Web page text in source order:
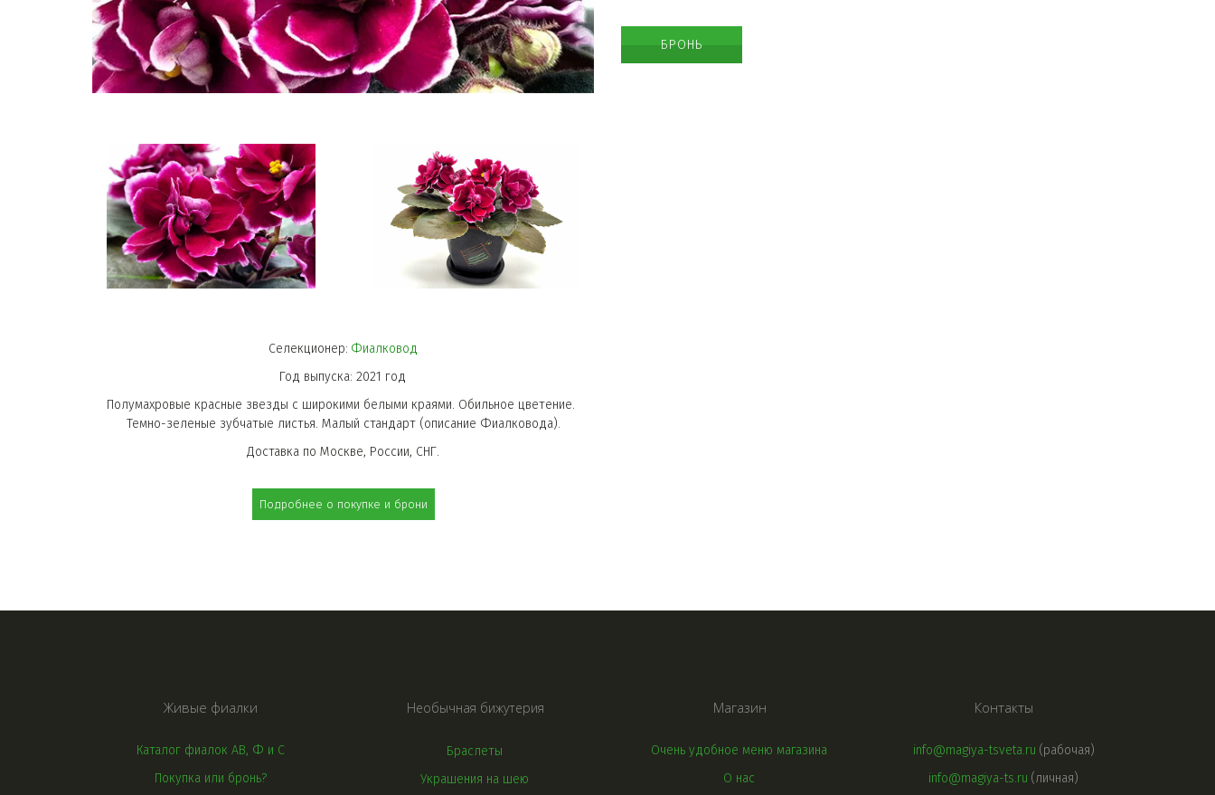
БРОНЬ
Селекционер: Фиалковод
Год выпуска: 2021 год
Полумахровые красные звезды с широкими белыми краями. Обильное цветение.
Темно-зеленые зубчатые листья. Малый стандарт (описание Фиалковода).
Доставка по Москве, России, СНГ.
Подробнее о покупке и брони
Живые фиалки
Каталог фиалок АВ, Ф и С
Покупка или бронь?
Необычная бижутерия
Браслеты
Украшения на шею
Магазин
Очень удобное меню магазина
О нас
Контакты
info@magiya-tsveta.ru (рабочая)
info@magiya-ts.ru (личная)